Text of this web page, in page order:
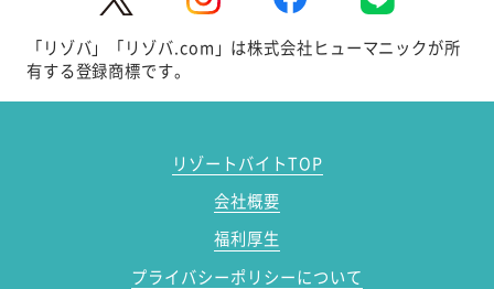
「リゾバ」「リゾバ.com」は株式会社ヒューマニックが所
有する登録商標です。
リゾートバイトTOP
会社概要
福利厚生
プライバシーポリシーについて